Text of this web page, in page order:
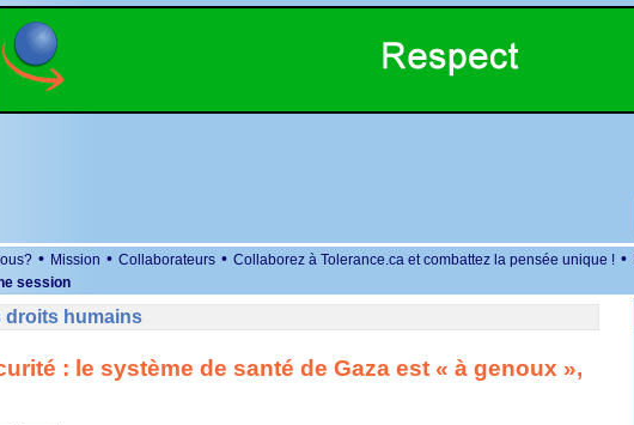
• Mission • Collaborateurs • Collaborez à Tolerance.ca et combattez la pensée unique ! •
session
droits humains
: le système de santé de Gaza est « à genoux »,